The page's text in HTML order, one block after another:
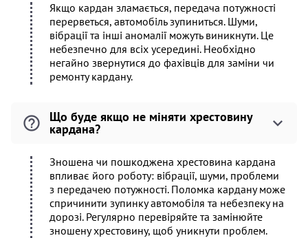
Якщо кардан зламається, передача потужності
перерветься, автомобіль зупиниться. Шуми,
вібрації та інші аномалії можуть виникнути. Це
небезпечно для всіх усередині. Необхідно
негайно звернутися до фахівців для заміни чи
ремонту кардану.
Що буде якщо не міняти хрестовину
кардана?
Зношена чи пошкоджена хрестовина кардана
впливає його роботу: вібрації, шуми, проблеми
з передачею потужності. Поломка кардану може
спричинити зупинку автомобіля та небезпеку на
дорозі. Регулярно перевіряйте та замінюйте
зношену хрестовину, щоб уникнути проблем.